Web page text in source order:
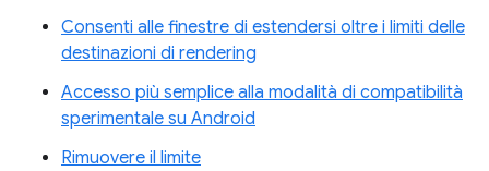
Consenti alle finestre di estendersi oltre i limiti delle
destinazioni di rendering
Accesso più semplice alla modalità di compatibilità
sperimentale su Android
Rimuovere il limite